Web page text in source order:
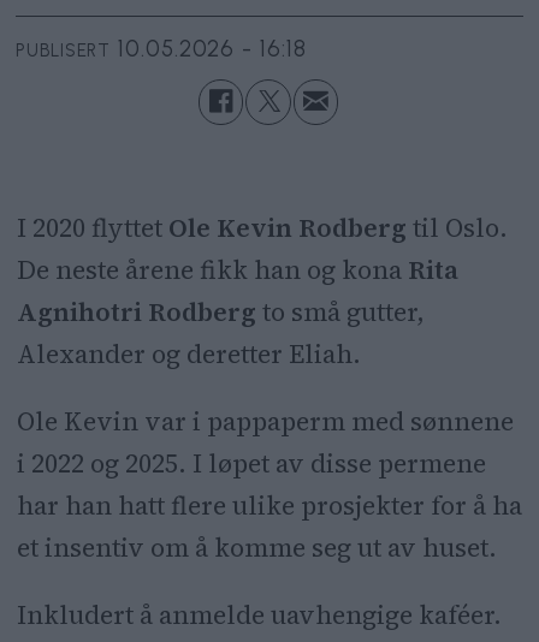
PUBLISERT 10.05.2026 - 16:18
I 2020 flyttet Ole Kevin Rodberg til Oslo.
De neste årene fikk han og kona Rita
Agnihotri Rodberg to små gutter,
Alexander og deretter Eliah.
Ole Kevin var i pappaperm med sønnene
i 2022 og 2025. I løpet av disse permene
har han hatt flere ulike prosjekter for å ha
et insentiv om å komme seg ut av huset.
Inkludert å anmelde uavhengige kaféer.